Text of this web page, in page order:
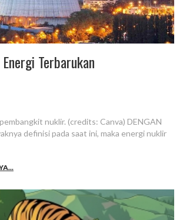
Terbarukan
nuklir. (credits: Canva) DENGAN
definisi pada saat ini, maka energi nuklir